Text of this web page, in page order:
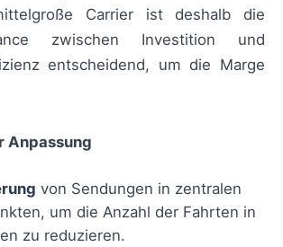
Carrier ist deshalb die
zwischen Investition und
entscheidend, um die Marge
Anpassung
von Sendungen in zentralen
um die Anzahl der Fahrten in
zu reduzieren.